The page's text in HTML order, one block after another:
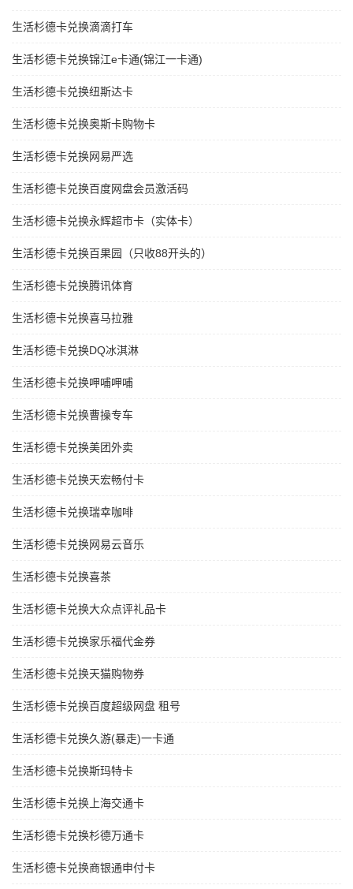
生活杉德卡兑换滴滴打车
生活杉德卡兑换锦江e卡通(锦江一卡通)
生活杉德卡兑换纽斯达卡
生活杉德卡兑换奥斯卡购物卡
生活杉德卡兑换网易严选
生活杉德卡兑换百度网盘会员激活码
生活杉德卡兑换永辉超市卡（实体卡）
生活杉德卡兑换百果园（只收88开头的）
生活杉德卡兑换腾讯体育
生活杉德卡兑换喜马拉雅
生活杉德卡兑换DQ冰淇淋
生活杉德卡兑换呷哺呷哺
生活杉德卡兑换曹操专车
生活杉德卡兑换美团外卖
生活杉德卡兑换天宏畅付卡
生活杉德卡兑换瑞幸咖啡
生活杉德卡兑换网易云音乐
生活杉德卡兑换喜茶
生活杉德卡兑换大众点评礼品卡
生活杉德卡兑换家乐福代金券
生活杉德卡兑换天猫购物券
生活杉德卡兑换百度超级网盘 租号
生活杉德卡兑换久游(暴走)一卡通
生活杉德卡兑换斯玛特卡
生活杉德卡兑换上海交通卡
生活杉德卡兑换杉德万通卡
生活杉德卡兑换商银通申付卡